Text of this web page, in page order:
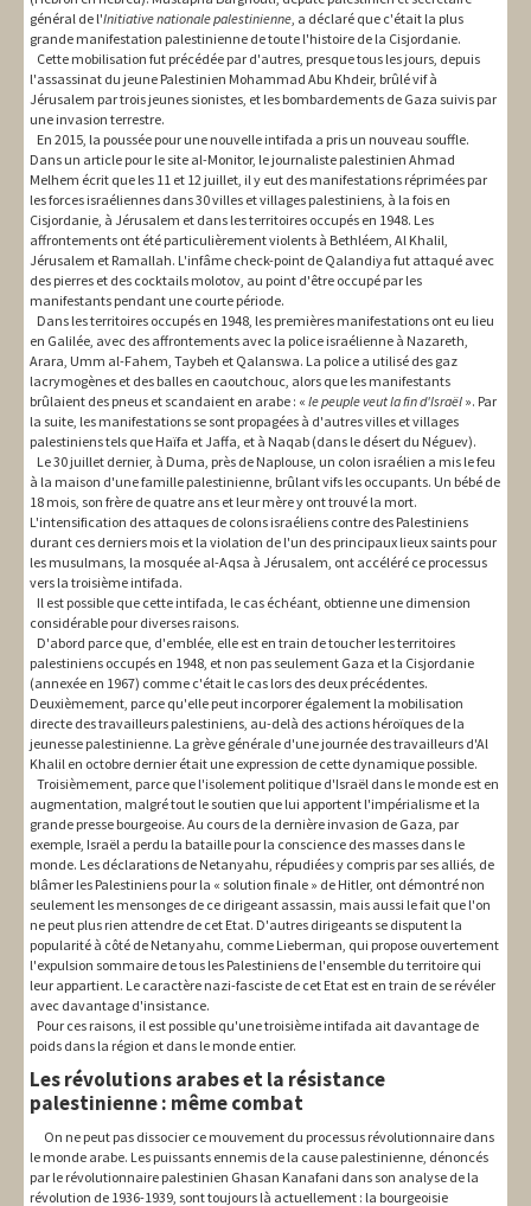
général de l'Initiative nationale palestinienne, a déclaré que c'était la plus
grande manifestation palestinienne de toute l'histoire de la Cisjordanie.
Cette mobilisation fut précédée par d'autres, presque tous les jours, depuis
l'assassinat du jeune Palestinien Mohammad Abu Khdeir, brûlé vif à
Jérusalem par trois jeunes sionistes, et les bombardements de Gaza suivis par
une invasion terrestre.
En 2015, la poussée pour une nouvelle intifada a pris un nouveau souffle.
Dans un article pour le site al-Monitor, le journaliste palestinien Ahmad
Melhem écrit que les 11 et 12 juillet, il y eut des manifestations réprimées par
les forces israéliennes dans 30 villes et villages palestiniens, à la fois en
Cisjordanie, à Jérusalem et dans les territoires occupés en 1948. Les
affrontements ont été particulièrement violents à Bethléem, Al Khalil,
Jérusalem et Ramallah. L'infâme check-point de Qalandiya fut attaqué avec
des pierres et des cocktails molotov, au point d'être occupé par les
manifestants pendant une courte période.
Dans les territoires occupés en 1948, les premières manifestations ont eu lieu
en Galilée, avec des affrontements avec la police israélienne à Nazareth,
Arara, Umm al-Fahem, Taybeh et Qalanswa. La police a utilisé des gaz
lacrymogènes et des balles en caoutchouc, alors que les manifestants
brûlaient des pneus et scandaient en arabe : « le peuple veut la fin d'Israël ». Par
la suite, les manifestations se sont propagées à d'autres villes et villages
palestiniens tels que Haïfa et Jaffa, et à Naqab (dans le désert du Néguev).
Le 30 juillet dernier, à Duma, près de Naplouse, un colon israélien a mis le feu
à la maison d'une famille palestinienne, brûlant vifs les occupants. Un bébé de
18 mois, son frère de quatre ans et leur mère y ont trouvé la mort.
L'intensification des attaques de colons israéliens contre des Palestiniens
durant ces derniers mois et la violation de l'un des principaux lieux saints pour
les musulmans, la mosquée al-Aqsa à Jérusalem, ont accéléré ce processus
vers la troisième intifada.
Il est possible que cette intifada, le cas échéant, obtienne une dimension
considérable pour diverses raisons.
D'abord parce que, d'emblée, elle est en train de toucher les territoires
palestiniens occupés en 1948, et non pas seulement Gaza et la Cisjordanie
(annexée en 1967) comme c'était le cas lors des deux précédentes.
Deuxièmement, parce qu'elle peut incorporer également la mobilisation
directe des travailleurs palestiniens, au-delà des actions héroïques de la
jeunesse palestinienne. La grève générale d'une journée des travailleurs d'Al
Khalil en octobre dernier était une expression de cette dynamique possible.
Troisièmement, parce que l'isolement politique d'Israël dans le monde est en
augmentation, malgré tout le soutien que lui apportent l'impérialisme et la
grande presse bourgeoise. Au cours de la dernière invasion de Gaza, par
exemple, Israël a perdu la bataille pour la conscience des masses dans le
monde. Les déclarations de Netanyahu, répudiées y compris par ses alliés, de
blâmer les Palestiniens pour la « solution finale » de Hitler, ont démontré non
seulement les mensonges de ce dirigeant assassin, mais aussi le fait que l'on
ne peut plus rien attendre de cet Etat. D'autres dirigeants se disputent la
popularité à côté de Netanyahu, comme Lieberman, qui propose ouvertement
l'expulsion sommaire de tous les Palestiniens de l'ensemble du territoire qui
leur appartient. Le caractère nazi-fasciste de cet Etat est en train de se révéler
avec davantage d'insistance.
Pour ces raisons, il est possible qu'une troisième intifada ait davantage de
poids dans la région et dans le monde entier.
Les révolutions arabes et la résistance
palestinienne : même combat
On ne peut pas dissocier ce mouvement du processus révolutionnaire dans
le monde arabe. Les puissants ennemis de la cause palestinienne, dénoncés
par le révolutionnaire palestinien Ghasan Kanafani dans son analyse de la
révolution de 1936-1939, sont toujours là actuellement : la bourgeoisie